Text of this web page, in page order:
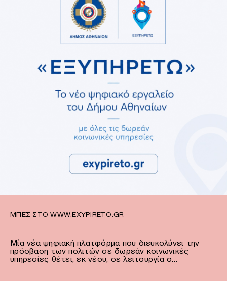
ΜΠΕΣ ΣΤΟ WWW.EXYPIRETO.GR
Μία νέα ψηφιακή πλατφόρμα που διευκολύνει την
πρόσβαση των πολιτών σε δωρεάν κοινωνικές
υπηρεσίες θέτει, εκ νέου, σε λειτουργία ο…